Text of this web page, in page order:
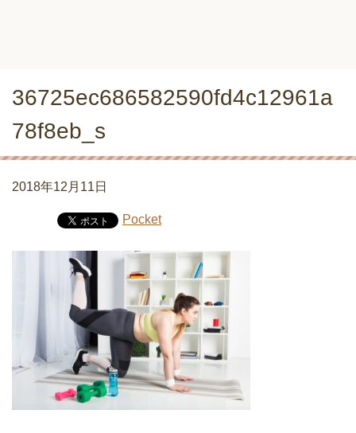
36725ec686582590fd4c12961a
78f8eb_s
2018年12月11日
Pocket